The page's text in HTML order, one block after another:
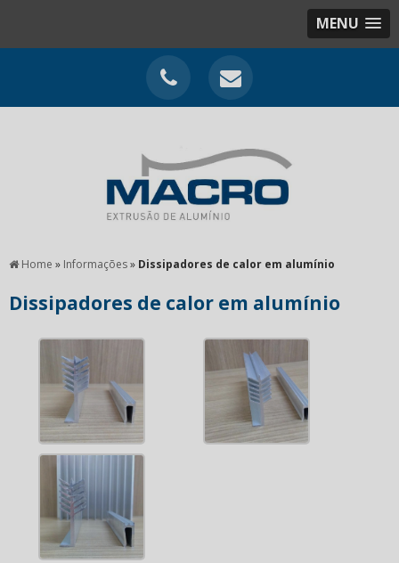
MENU
Home » Informações» Dissipadores de calor em alumínio
Dissipadores de calor em alumínio